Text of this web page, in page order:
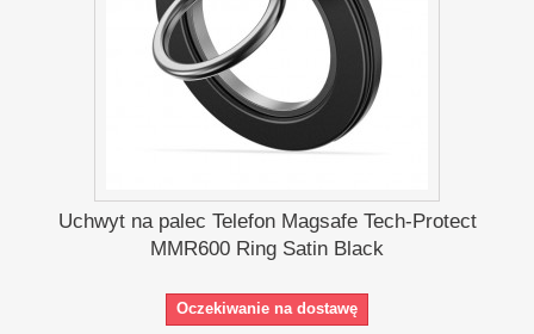
Uchwyt na palec Telefon Magsafe Tech-Protect
MMR600 Ring Satin Black
Oczekiwanie na dostawę